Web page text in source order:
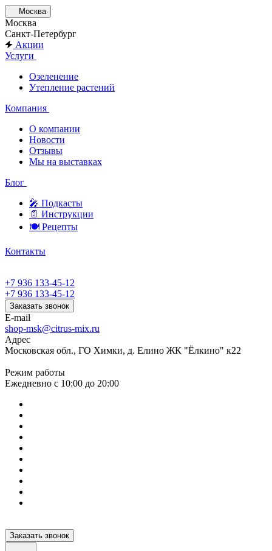
Москва
Москва
Санкт-Петербург
Акции
Услуги
Озеленение
Утепление растений
Компания
О компании
Новости
Отзывы
Мы на выставках
Блог
🎤︎︎ Подкасты
📄 Инструкции
🍽 Рецепты
Контакты
+7 936 133-45-12
+7 936 133-45-12
Заказать звонок
E-mail
shop-msk@citrus-mix.ru
Адрес
Московская обл., ГО Химки, д. Елино ЖК "Ёлкино" к22
Режим работы
Ежедневно с 10:00 до 20:00
Заказать звонок